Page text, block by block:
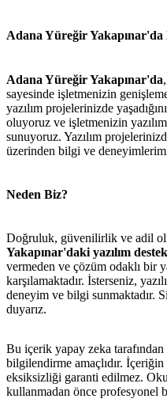
Adana Yüreğir Yakapınar'da
Adana Yüreğir Yakapınar'da
sayesinde işletmenizin
yazılım projelerinizde
oluyoruz ve işletmenizin
sunuyoruz. Yazılım
üzerinden bilgi ve
Neden Biz?
Doğruluk, güvenilirlik ve adil
Yakapınar'daki yazılım
vermeden ve çözüm odaklı bir
karşılamaktadır. İsterseniz,
deneyim ve bilgi sunmaktadır.
duyarız.
Bu içerik yapay zeka
bilgilendirme amaçlıdır.
eksiksizliği garanti edilmez.
kullanmadan önce profesyonel